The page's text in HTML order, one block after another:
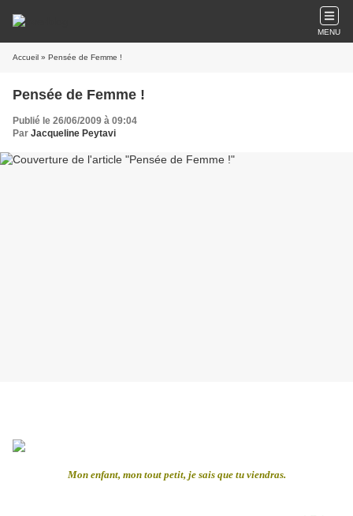
MENU
Accueil » Pensée de Femme !
Pensée de Femme !
Publié le 26/06/2009 à 09:04
Par Jacqueline Peytavi
Mon enfant, mon tout petit, je sais que tu viendras.